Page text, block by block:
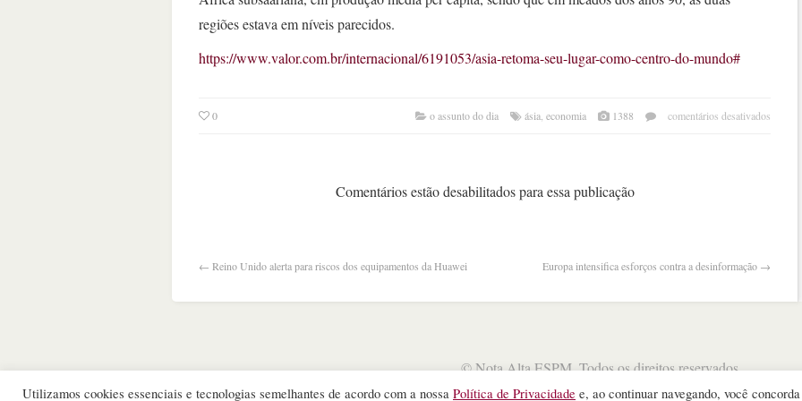
regiões estava em níveis parecidos.
https://www.valor.com.br/internacional/6191053/asia-retoma-seu-lugar-como-centro-do-mundo#
0 o assunto do dia ásia, economia 1388 comentários desativados
Comentários estão desabilitados para essa publicação
← Reino Unido alerta para riscos dos equipamentos da Huawei Europa intensifica esforços contra a desinformação →
©Nota Alta ESPM. Todos os direitos reservados.
WordPress Theme designed byTheme Junkie
Utilizamos cookies essenciais e tecnologias semelhantes de acordo com a nossa Política de Privacidade e, ao continuar navegando, você